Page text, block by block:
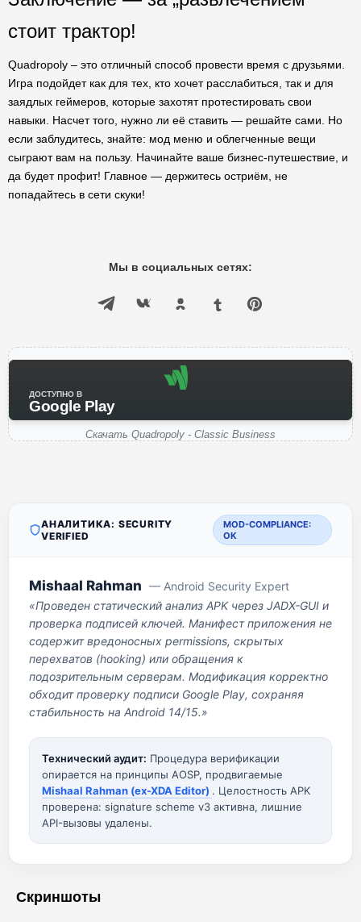
стоит трактор!
Quadropoly – это отличный способ провести время с друзьями.
Игра подойдет как для тех, кто хочет расслабиться, так и для
заядлых геймеров, которые захотят протестировать свои
навыки. Насчет того, нужно ли её ставить — решайте сами. Но
если заблудитесь, знайте: мод меню и облегченные вещи
сыграют вам на пользу. Начинайте ваше бизнес-путешествие, и
да будет профит! Главное — держитесь остриём, не
попадайтесь в сети скуки!
Мы в социальных сетях:
ДОСТУПНО В
Google Play
Скачать Quadropoly - Classic Business
АНАЛИТИКА: SECURITY
VERIFIED
MOD-COMPLIANCE:
OK
Mishaal Rahman — Android Security Expert
«Проведен статический анализ APK через JADX-GUI и
проверка подписей ключей. Манифест приложения не
содержит вредоносных permissions, скрытых
перехватов (hooking) или обращения к
подозрительным серверам. Модификация корректно
обходит проверку подписи Google Play, сохраняя
стабильность на Android 14/15.»
Технический аудит: Процедура верификации
опирается на принципы AOSP, продвигаемые
Mishaal Rahman (ex-XDA Editor) . Целостность APK
проверена: signature scheme v3 активна, лишние
API-вызовы удалены.
Скриншоты